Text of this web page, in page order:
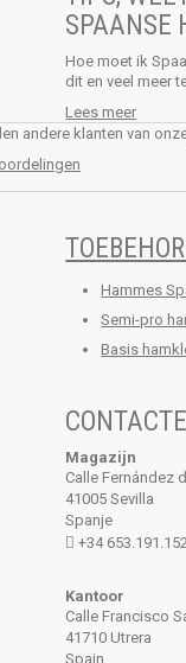
SPAANSE
Hoe moet ik
dit en veel meer
Lees meer
andere klanten van
Hammes
Semi-pro
Basis
Magazijn
Calle Fernández
41005 Sevilla
Spanje
+34
Kantoor
Calle Francisco
41710 Utrera
Spain